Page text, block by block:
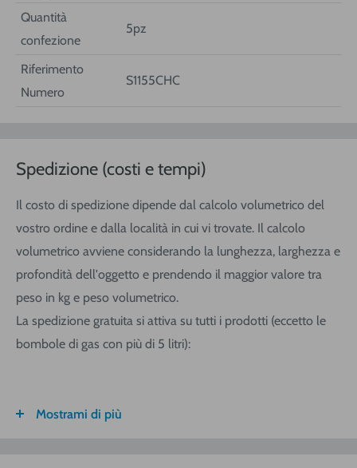
Quantità
confezione
5pz
Riferimento
Numero
S1155CHC
Spedizione (costi e tempi)
Il costo di spedizione dipende dal calcolo volumetrico del
vostro ordine e dalla località in cui vi trovate. Il calcolo
volumetrico avviene considerando la lunghezza, larghezza e
profondità dell'oggetto e prendendo il maggior valore tra
peso in kg e peso volumetrico.
La spedizione gratuita si attiva su tutti i prodotti (eccetto le
bombole di gas con più di 5 litri):
FASCIA DI
Mostrami di più